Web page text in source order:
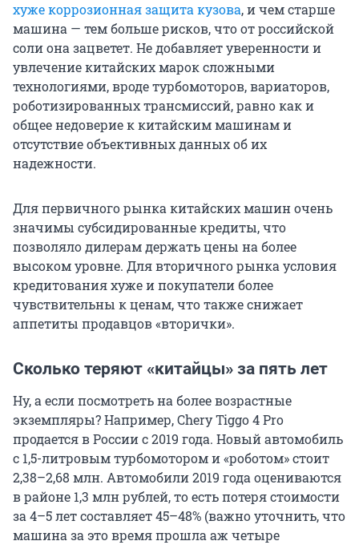
хуже коррозионная защита кузова, и чем старше
машина — тем больше рисков, что от российской
соли она зацветет. Не добавляет уверенности и
увлечение китайских марок сложными
технологиями, вроде турбомоторов, вариаторов,
роботизированных трансмиссий, равно как и
общее недоверие к китайским машинам и
отсутствие объективных данных об их
надежности.
Для первичного рынка китайских машин очень
значимы субсидированные кредиты, что
позволяло дилерам держать цены на более
высоком уровне. Для вторичного рынка условия
кредитования хуже и покупатели более
чувствительны к ценам, что также снижает
аппетиты продавцов «вторички».
Сколько теряют «китайцы» за пять лет
Ну, а если посмотреть на более возрастные
экземпляры? Например, Chery Tiggo 4 Pro
продается в России с 2019 года. Новый автомобиль
с 1,5-литровым турбомотором и «роботом» стоит
2,38–2,68 млн. Автомобили 2019 года оцениваются
в районе 1,3 млн рублей, то есть потеря стоимости
за 4–5 лет составляет 45–48% (важно уточнить, что
машина за это время прошла аж четыре